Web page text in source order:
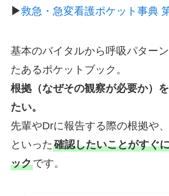
▶︎救急・急変看護ポケット事典
基本のバイタルから呼吸パター
たあるポケットブック。
根拠（なぜその観察が必要か）
たい。
先輩やDrに報告する際の根拠や
といった確認したいことがすぐ
ックです。